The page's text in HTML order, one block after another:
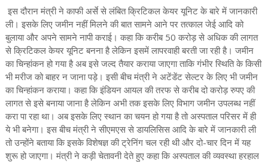
इस दौरान मंत्री ने काफी अर्से से लंबित क्रिटिकल केयर यूनिट के बारे में जानकारी
ली। इसके लिए जमीन नहीं मिलने की बात सामने आने पर तत्काल जेई आदि को
बुलाया और अपने सामने नापी कराई। कहा कि करीब 50 करोड़ से अधिक की लागत
से क्रिटिकल केयर यूनिट बनना है लेकिन इसमें लापरवाही बरती जा रही है। जमीन
का चिन्हांकन हो गया है अब इसे जल्द तैयार कराया जाएगा ताकि गंभीर स्थिति के किसी
भी मरीज को बाहर न जाना पड़े। इसी बीच मंत्री ने अटेंडेंट सेल्टर के लिए भी जमीन
का चिन्हांकन कराया। कहा कि इंडियन आयल की तरफ से करीब दो करोड़ रुपए की
लागत से इसे बनाया जाना है लेकिन अभी तक इसके लिए विभाग जमीन उपलब्ध नहीं
करा पा रहा था। अब इसके लिए स्थान का चयन हो गया है तो अस्पताल परिसर में ही
ये भी बनेगा। इस बीच मंत्री ने सीएमएस से डायलिसिस आदि के बारे में जानकारी ली
तो उन्होंने बताया कि इसके विशेषज्ञ की ट्रेनिंग चल रही थी और दो-चार दिन में यह
शुरू हो जाएगा। मंत्री ने कड़ी चेतावनी देते हुए कहा कि अस्पताल की व्यवस्था हरहाल